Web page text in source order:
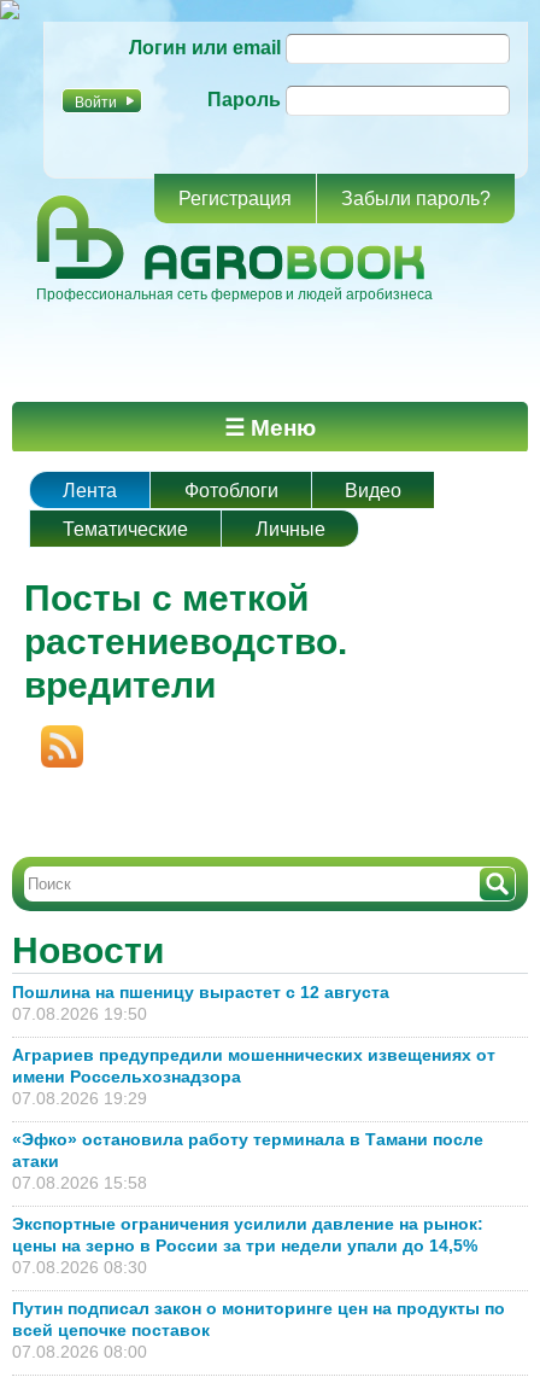
основному
Логин или email
Пароль
Регистрация Забыли пароль?
Профессиональная сеть фермеров и людей агробизнеса
Главное меню ☰ Меню
Лента Фотоблоги
Видео
Тематические
Личные
Посты с меткой
растениеводство.
вредители
Новости
Пошлина на пшеницу вырастет с 12 августа
07.08.2026 19:50
Аграриев предупредили мошеннических извещениях от
имени Россельхознадзора
07.08.2026 19:29
«Эфко» остановила работу терминала в Тамани после
атаки
07.08.2026 15:58
Экспортные ограничения усилили давление на рынок:
цены на зерно в России за три недели упали до 14,5%
07.08.2026 08:30
Путин подписал закон о мониторинге цен на продукты по
всей цепочке поставок
07.08.2026 08:00